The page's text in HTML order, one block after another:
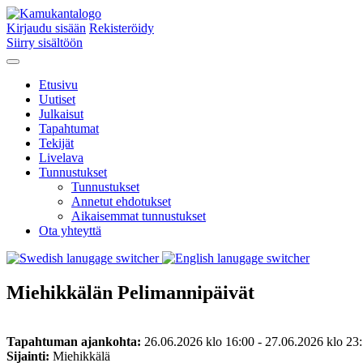
Kirjaudu sisään Rekisteröidy
Siirry sisältöön
Etusivu
Uutiset
Julkaisut
Tapahtumat
Tekijät
Livelava
Tunnustukset
Tunnustukset
Annetut ehdotukset
Aikaisemmat tunnustukset
Ota yhteyttä
Miehikkälän Pelimannipäivät
Tapahtuman ajankohta: 26.06.2026 klo 16:00 - 27.06.2026 klo
Sijainti: Miehikkälä